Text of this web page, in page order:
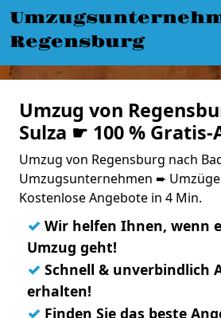
Regensburg
Umzug von
Sulza ☛ 100 %
Umzug von Regensburg nach
Umzugsunternehmen ➨ Umzüge
Kostenlose Angebote in 4 Min.
✓ Wir helfen Ihnen, wenn
Umzug geht!
✓ Schnell & unverbindlich
erhalten!
✓ Finden Sie das beste